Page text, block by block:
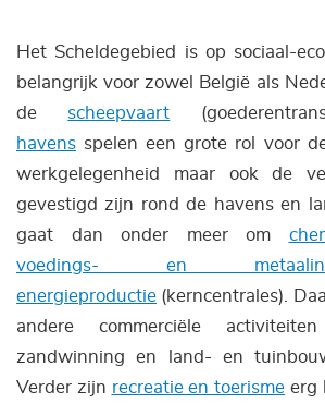
Het Scheldegebied is op sociaal-
belangrijk voor zowel België als
de scheepvaart
havens spelen een grote rol voor
werkgelegenheid maar ook de
gevestigd zijn rond de havens en
gaat dan onder meer om
voedings- en
energieproductie (kerncentrales).
andere commerciële
zandwinning en land- en
Verder zijn recreatie en toerisme erg